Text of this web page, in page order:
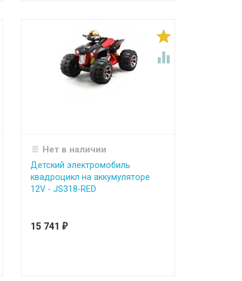


Нет в наличии
Детский электромобиль
квадроцикл на аккумуляторе
12V - JS318-RED
15 741 ₽